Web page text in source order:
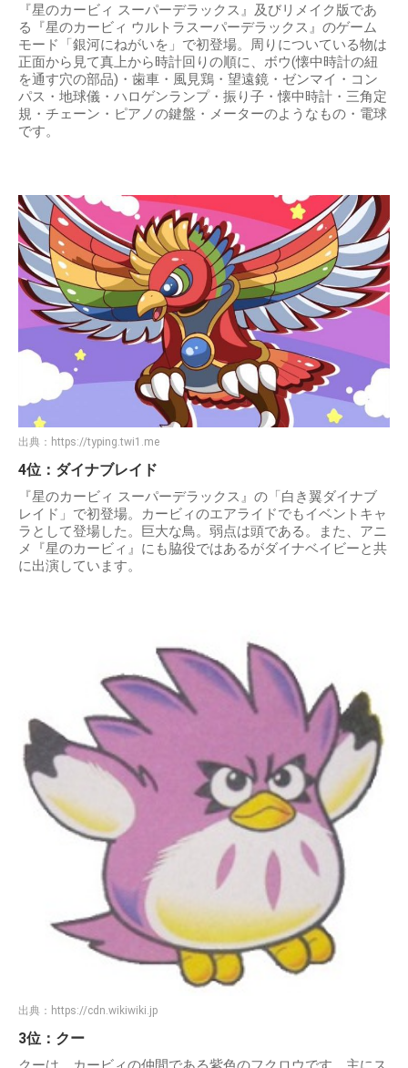
『星のカービィ スーパーデラックス』及びリメイク版であ
る『星のカービィ ウルトラスーパーデラックス』のゲーム
モード「銀河にねがいを」で初登場。周りについている物は
正面から見て真上から時計回りの順に、ボウ(懐中時計の紐
を通す穴の部品)・歯車・風見鶏・望遠鏡・ゼンマイ・コン
パス・地球儀・ハロゲンランプ・振り子・懐中時計・三角定
規・チェーン・ピアノの鍵盤・メーターのようなもの・電球
です。
出典： https://typing.twi1.me
4位：ダイナブレイド
『星のカービィ スーパーデラックス』の「白き翼ダイナブ
レイド」で初登場。カービィのエアライドでもイベントキャ
ラとして登場した。巨大な鳥。弱点は頭である。また、アニ
メ『星のカービィ』にも脇役ではあるがダイナベイビーと共
に出演しています。
出典： https://cdn.wikiwiki.jp
3位：クー